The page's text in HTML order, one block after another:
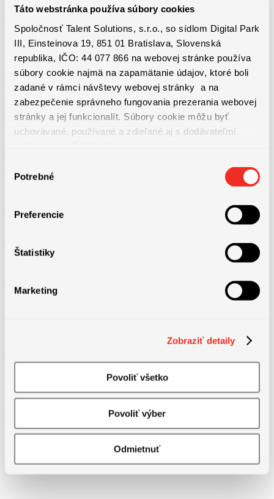
Táto webstránka používa súbory cookies
Spoločnosť Talent Solutions, s.r.o., so sídlom Digital Park
III, Einsteinova 19, 851 01 Bratislava, Slovenská
republika, IČO: 44 077 866 na webovej stránke používa
súbory cookie najmä na zapamätanie údajov, ktoré boli
zadané v rámci návštevy webovej stránky a na
zabezpečenie správneho fungovania prezerania webovej
stránky a jej funkcionalít. Súbory cookie môžu byť
uchovávané, používané a zdieľané aj s dodávateľmi
osobných údajov
súhlasu
Potrebné
Preferencie
Štatistiky
Marketing
Zobraziť detaily
Povoliť všetko
Povoliť výber
Odmietnuť
– nástupný bonus 1000eur
– 13-ty plat (1 plat navyše v priebehu aktuálneho finančného roka).
zmenu
– Výhodné stravovanie priamo v závode.
Jazykové požiadavky